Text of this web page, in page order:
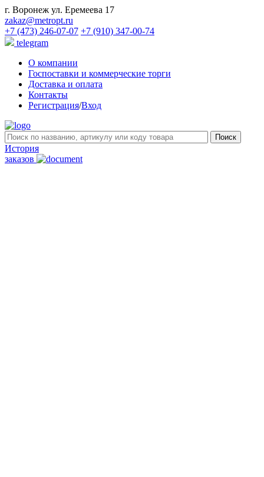
г. Воронеж ул. Еремеева 17
zakaz@metropt.ru
+7 (473) 246-07-07 +7 (910) 347-00-74
telegram
О компании
Госпоставки и коммерческие торги
Доставка и оплата
Контакты
Регистрация/Вход
История
заказов